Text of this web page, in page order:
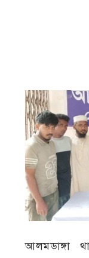
আলমডাঙ্গা